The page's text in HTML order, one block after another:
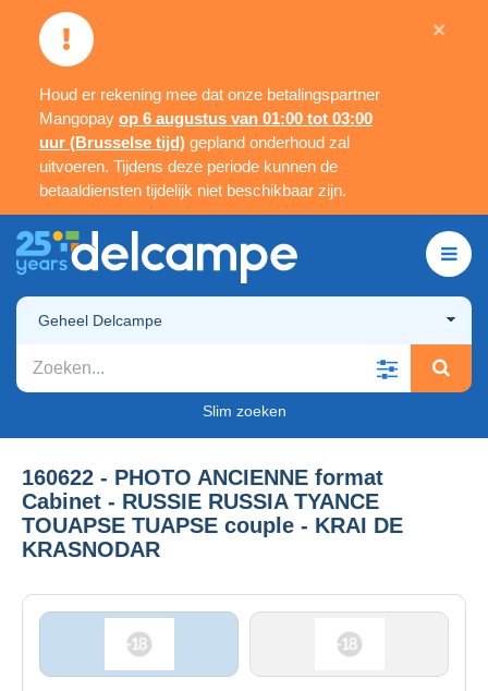
Houd er rekening mee dat onze betalingspartner
Mangopay op 6 augustus van 01:00 tot 03:00
uur (Brusselse tijd) gepland onderhoud zal
uitvoeren. Tijdens deze periode kunnen de
betaaldiensten tijdelijk niet beschikbaar zijn.
×
Geheel Delcampe
Slim zoeken
160622 - PHOTO ANCIENNE format
Cabinet - RUSSIE RUSSIA TYANCE
TOUAPSE TUAPSE couple - KRAI DE
KRASNODAR